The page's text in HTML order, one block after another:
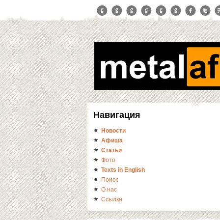
Навигация
Новости
Афиша
Статьи
Фото
Texts in English
Поиск
О нас
Ссылки